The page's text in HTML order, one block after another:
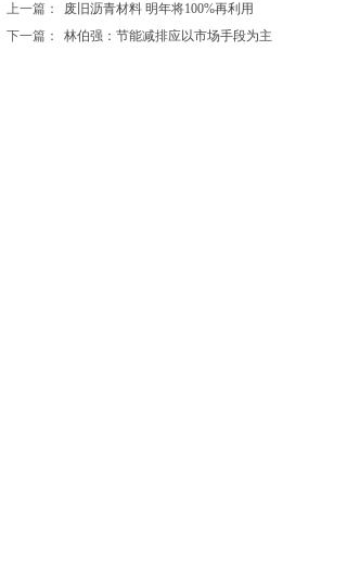
上一篇：
废旧沥青材料 明年将100%再利用
下一篇：
林伯强：节能减排应以市场手段为主